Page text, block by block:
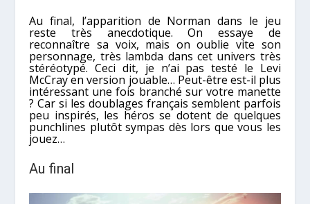
Au final, l’apparition de Norman dans le jeu
reste très anecdotique. On essaye de
reconnaître sa voix, mais on oublie vite son
personnage, très lambda dans cet univers très
stéréotypé. Ceci dit, je n’ai pas testé le Levi
McCray en version jouable… Peut-être est-il plus
intéressant une fois branché sur votre manette
? Car si les doublages français semblent parfois
peu inspirés, les héros se dotent de quelques
punchlines plutôt sympas dès lors que vous les
jouez…
Au final